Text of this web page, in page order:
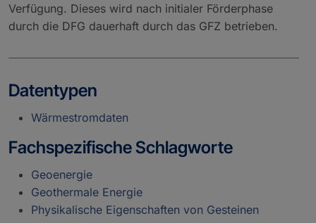
Verfügung. Dieses wird nach initialer Förderphase
durch die DFG dauerhaft durch das GFZ betrieben.
Datentypen
Wärmestromdaten
Fachspezifische Schlagworte
Geoenergie
Geothermale Energie
Physikalische Eigenschaften von Gesteinen